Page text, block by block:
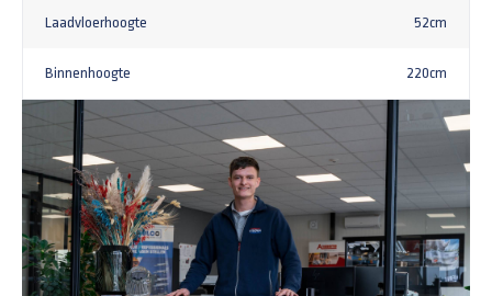
Laadvloerhoogte 52cm
Binnenhoogte 220cm